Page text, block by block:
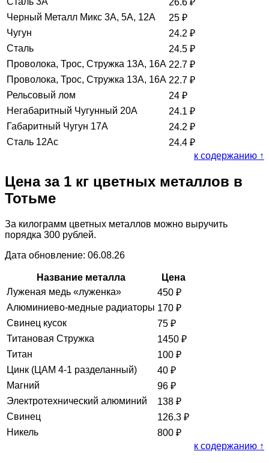
26.6 ₽
Черный Металл Микс 3А, 5А, 12А
25 ₽
Чугун
24.2 ₽
Сталь
24.5 ₽
Проволока, Трос, Стружка 13А, 16А 22.7 ₽
Проволока, Трос, Стружка 13А, 16А 22.7 ₽
Рельсовый лом
24 ₽
Негабаритный Чугунный 20А
24.1 ₽
Габаритный Чугун 17А
24.2 ₽
Сталь 12Ас
24.4 ₽
к содержанию ↑
Цена за 1 кг цветных металлов в
Тотьме
За килограмм цветных металлов можно выручить
порядка 300 рублей.
Дата обновление: 06.08.26
Название металла
Цена
Луженая медь «луженка»
450 ₽
Алюминиево-медные радиаторы 170 ₽
Свинец кусок
75 ₽
Титановая Стружка
1450 ₽
Титан
100 ₽
Цинк (ЦАМ 4-1 разделанный)
40 ₽
Магний
96 ₽
Электротехнический алюминий
138 ₽
Свинец
126.3 ₽
Никель
800 ₽
к содержанию ↑